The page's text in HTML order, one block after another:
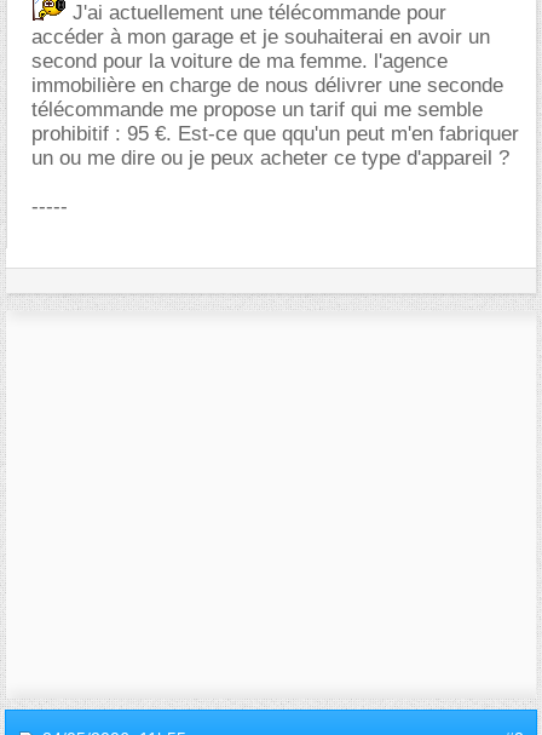
J'ai actuellement une télécommande pour
accéder à mon garage et je souhaiterai en avoir un
second pour la voiture de ma femme. l'agence
immobilière en charge de nous délivrer une seconde
télécommande me propose un tarif qui me semble
prohibitif : 95 €. Est-ce que qqu'un peut m'en fabriquer
un ou me dire ou je peux acheter ce type d'appareil ?
-----